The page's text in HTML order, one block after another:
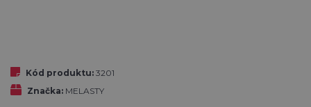
Kód produktu: 3201
Značka: MELASTY